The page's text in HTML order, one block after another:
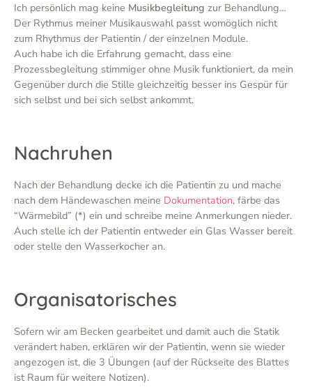
Ich persönlich mag keine Musikbegleitung zur Behandlung…
Der Rythmus meiner Musikauswahl passt womöglich nicht
zum Rhythmus der Patientin / der einzelnen Module.
Auch habe ich die Erfahrung gemacht, dass eine
Prozessbegleitung stimmiger ohne Musik funktioniert, da mein
Gegenüber durch die Stille gleichzeitig besser ins Gespür für
sich selbst und bei sich selbst ankommt.
Nachruhen
Nach der Behandlung decke ich die Patientin zu und mache
nach dem Händewaschen meine Dokumentation, färbe das
“Wärmebild” (*) ein und schreibe meine Anmerkungen nieder.
Auch stelle ich der Patientin entweder ein Glas Wasser bereit
oder stelle den Wasserkocher an.
Organisatorisches
Sofern wir am Becken gearbeitet und damit auch die Statik
verändert haben, erklären wir der Patientin, wenn sie wieder
angezogen ist, die 3 Übungen (auf der Rückseite des Blattes
ist Raum für weitere Notizen).